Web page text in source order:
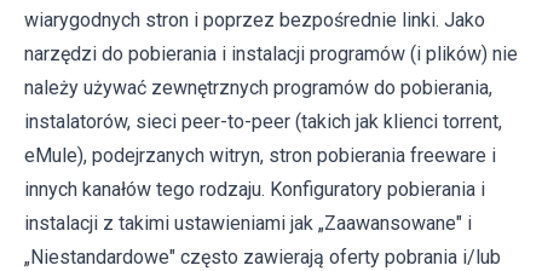
wiarygodnych stron i poprzez bezpośrednie linki. Jako
narzędzi do pobierania i instalacji programów (i plików) nie
należy używać zewnętrznych programów do pobierania,
instalatorów, sieci peer-to-peer (takich jak klienci torrent,
eMule), podejrzanych witryn, stron pobierania freeware i
innych kanałów tego rodzaju. Konfiguratory pobierania i
instalacji z takimi ustawieniami jak „Zaawansowane" i
„Niestandardowe" często zawierają oferty pobrania i/lub